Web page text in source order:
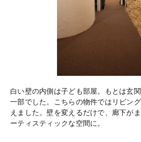
白い壁の内側は子ども部屋。もとは玄
一部でした。こちらの物件ではリビン
えました。壁を変えるだけで、廊下が
ーティスティックな空間に。